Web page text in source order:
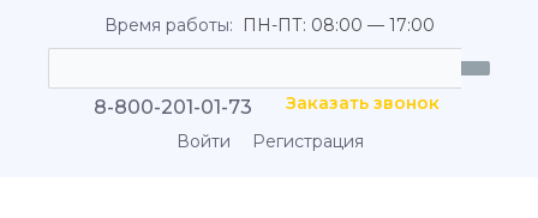
Время работы: ПН-ПТ: 08:00 — 17:00
8-800-201-01-73
Заказать звонок
Войти
Регистрация